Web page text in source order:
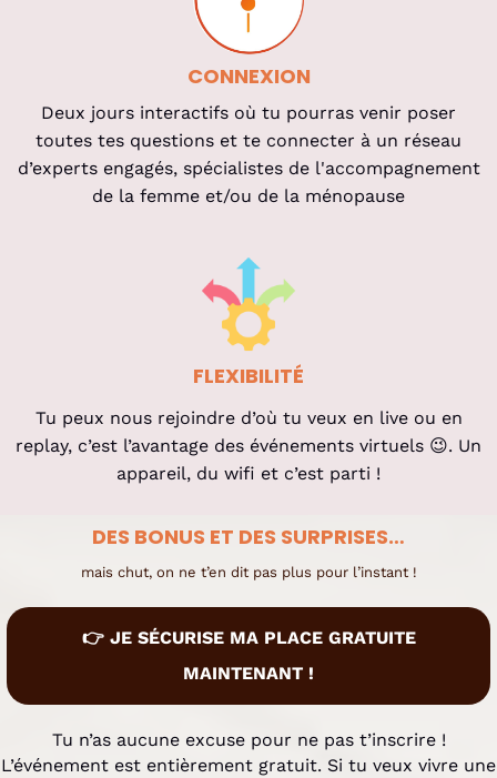
CONNEXION
Deux jours interactifs où tu pourras venir poser
toutes tes questions et te connecter à un réseau
d’experts engagés, spécialistes de l'accompagnement
de la femme et/ou de la ménopause
FLEXIBILITÉ
Tu peux nous rejoindre d’où tu veux en live ou en
replay, c’est l’avantage des événements virtuels 😉. Un
appareil, du wifi et c’est parti !
DES BONUS ET DES SURPRISES…
mais chut, on ne t’en dit pas plus pour l’instant !
👉 JE SÉCURISE MA PLACE GRATUITE
MAINTENANT !
Tu n’as aucune excuse pour ne pas t’inscrire !
L’événement est entièrement gratuit. Si tu veux vivre une